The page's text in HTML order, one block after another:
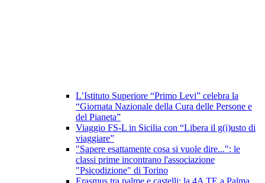
L’Istituto Superiore “Primo Levi” celebra la
“Giornata Nazionale della Cura delle Persone e
del Pianeta”
Viaggio FS-L in Sicilia con “Libera il g(i)usto di
viaggiare”
"Sapere esattamente cosa si vuole dire...": le
classi prime incontrano l'associazione
"Psicodizione" di Torino